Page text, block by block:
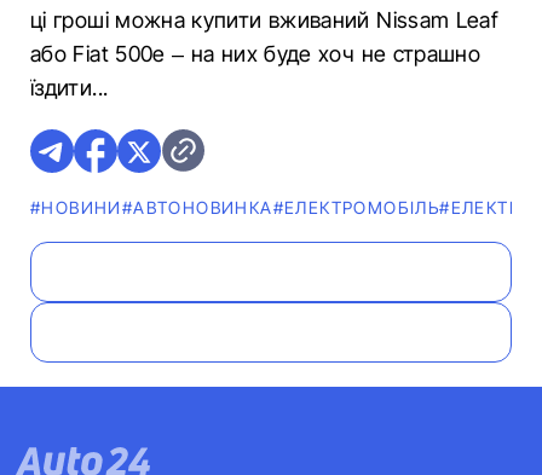
ці гроші можна купити вживаний Nissam Lеaf
або Fiat 500e – на них буде хоч не страшно
їздити...
#НОВИНИ#АВТОНОВИНКА#ЕЛЕКТРОМОБІЛЬ